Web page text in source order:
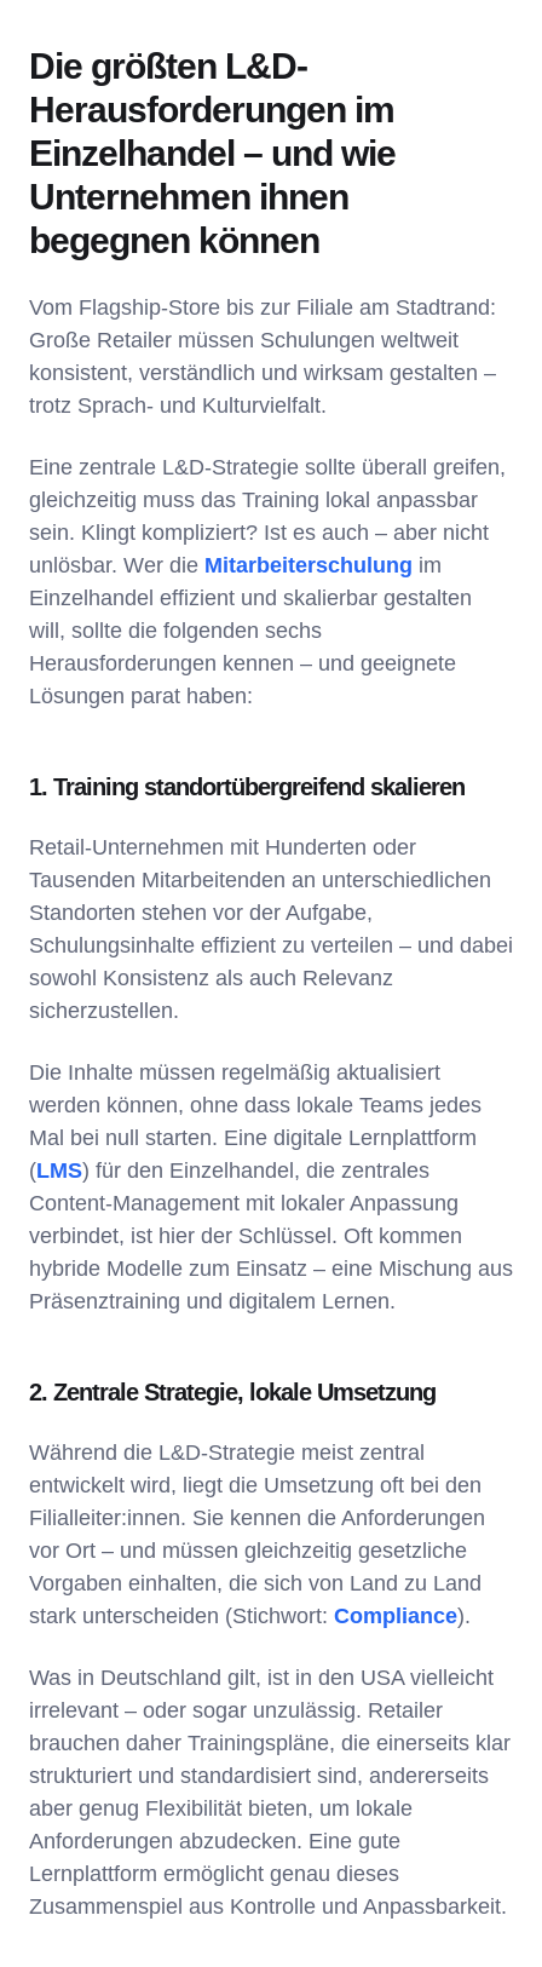
Die größten L&D-
Herausforderungen im
Einzelhandel – und wie
Unternehmen ihnen
begegnen können
Vom Flagship-Store bis zur Filiale am Stadtrand:
Große Retailer müssen Schulungen weltweit
konsistent, verständlich und wirksam gestalten –
trotz Sprach- und Kulturvielfalt.
Eine zentrale L&D-Strategie sollte überall greifen,
gleichzeitig muss das Training lokal anpassbar
sein. Klingt kompliziert? Ist es auch – aber nicht
unlösbar. Wer die Mitarbeiterschulung im
Einzelhandel effizient und skalierbar gestalten
will, sollte die folgenden sechs
Herausforderungen kennen – und geeignete
Lösungen parat haben:
1. Training standortübergreifend skalieren
Retail-Unternehmen mit Hunderten oder
Tausenden Mitarbeitenden an unterschiedlichen
Standorten stehen vor der Aufgabe,
Schulungsinhalte effizient zu verteilen – und dabei
sowohl Konsistenz als auch Relevanz
sicherzustellen.
Die Inhalte müssen regelmäßig aktualisiert
werden können, ohne dass lokale Teams jedes
Mal bei null starten. Eine digitale Lernplattform
(LMS) für den Einzelhandel, die zentrales
Content-Management mit lokaler Anpassung
verbindet, ist hier der Schlüssel. Oft kommen
hybride Modelle zum Einsatz – eine Mischung aus
Präsenztraining und digitalem Lernen.
2. Zentrale Strategie, lokale Umsetzung
Während die L&D-Strategie meist zentral
entwickelt wird, liegt die Umsetzung oft bei den
Filialleiter:innen. Sie kennen die Anforderungen
vor Ort – und müssen gleichzeitig gesetzliche
Vorgaben einhalten, die sich von Land zu Land
stark unterscheiden (Stichwort: Compliance).
Was in Deutschland gilt, ist in den USA vielleicht
irrelevant – oder sogar unzulässig. Retailer
brauchen daher Trainingspläne, die einerseits klar
strukturiert und standardisiert sind, andererseits
aber genug Flexibilität bieten, um lokale
Anforderungen abzudecken. Eine gute
Lernplattform ermöglicht genau dieses
Zusammenspiel aus Kontrolle und Anpassbarkeit.